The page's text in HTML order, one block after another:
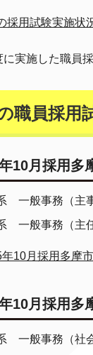
採用試験実施状
実施した職員
職員採用
10月採用多
一般事務（主
一般事務（主
10月採用多摩
10月採用多
一般事務（社